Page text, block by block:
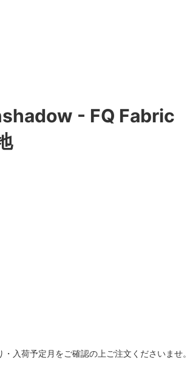
- FQ Fabric
入荷予定月をご確認の上ご注文くださいませ。